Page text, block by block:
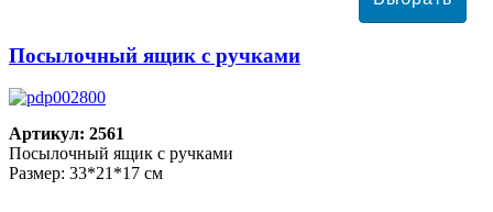
Посылочный ящик с ручками
Артикул: 2561
Посылочный ящик с ручками
Размер: 33*21*17 см